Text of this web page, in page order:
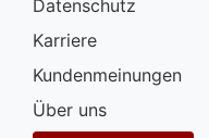
Datenschutz
Karriere
Kundenmeinungen
Über uns